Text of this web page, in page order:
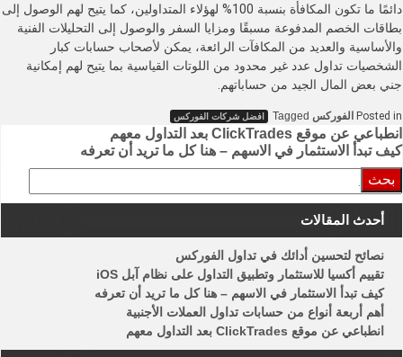
دائمًا ما تكون المكافأة بنسبة 100% لهؤلاء المتداولين، كما يتيح لهم الوصول إلى
بطاقات الخصم المدفوعة مسبقًا ومزايا السفر والوصول إلى التحليلات الفنية
والأساسية والعديد من المكافآت الرائعة، يمكن لأصحاب حسابات كبار
الشخصيات تداول عدد غير محدود من اللوتات القياسية بما يتيح لهم إمكانية
جني بعض المال الجيد من حساباتهم.
Posted in الفوركس Tagged افضل شركات الفوركس
تصفّح
المقالات
انطباعي عن موقع ClickTrades بعد التداول معهم
كيف تبدأ الاستثمار في الاسهم – هنا كل ما تريد أن تعرفه
البحث
عن:
أحدث المقالات
نصائح لتحسين أدائك في تداول الفوركس
تقييم أكسيا للاستثمار وتطبيق التداول على نظام آبل iOS
كيف تبدأ الاستثمار في الاسهم – هنا كل ما تريد أن تعرفه
أهم أربعة أنواع من حسابات تداول العملات الأجنبية
انطباعي عن موقع ClickTrades بعد التداول معهم